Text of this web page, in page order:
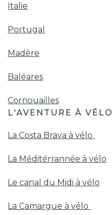
Italie
Portugal
Madère
Baléares
Cornouailles
L'AVENTURE À VÉLO
La Costa Brava à vélo
La Méditérrannée à vélo
Le canal du Midi à vélo
La Camargue à vélo